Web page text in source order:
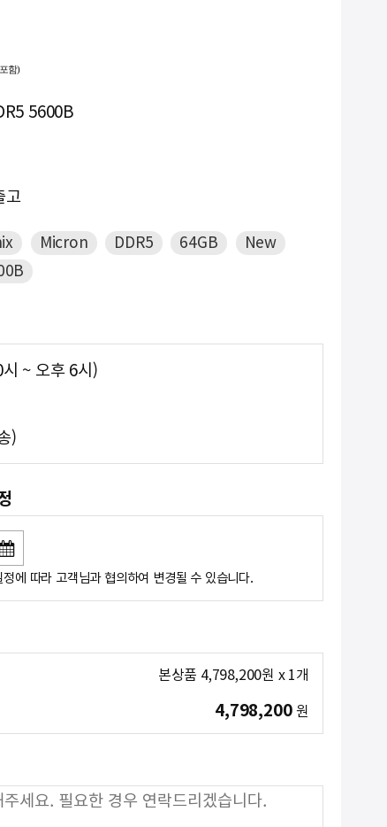
함)
5600B
고
Micron DDR5 64GB
New
~ 오후 6시)
)
에 따라 고객님과 협의하여 변경될 수 있습니다.
본상품 4,798,200원 x 1 개
4,798,200 원